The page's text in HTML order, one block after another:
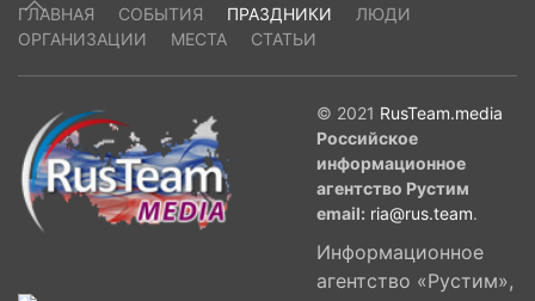
ГЛАВНАЯ СОБЫТИЯ ПРАЗДНИКИ
ЛЮДИ
ОРГАНИЗАЦИИ
МЕСТА СТАТЬИ
© 2021 RusTeam.media
Российское
информационное
агентство Рустим
email: ria@rus.team.
Информационное
агентство «Рустим»,